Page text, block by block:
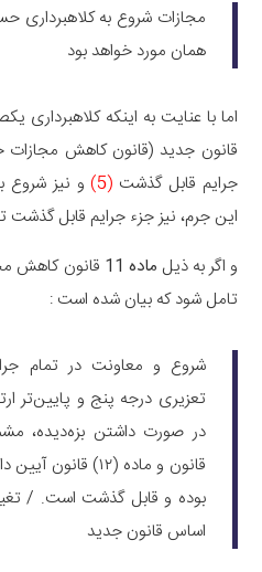
مجازات شروع به کلاهبرداری
همان مورد خواهد بود
اما با عنایت به اینکه کلاهبرداری
جرایم قابل گذشت (5) و نیز شروع
این جرم، نیز جزء جرایم قابل
و اگر به ذیل ماده 11
تامل شود که بیان شده است :
شروع و معاونت در تمام
تعزیری درجه پنج و پایین‌تر
بوده و قابل گذشت است. /
اساس قانون جدید